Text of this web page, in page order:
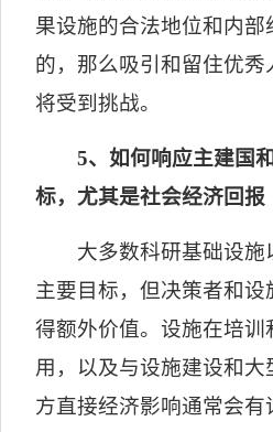
果设施的合法地位和内部
的，那么吸引和留住优
将受到挑战。
5、如何响应主建国
标，尤其是社会经济回报
大多数科研基础设施
主要目标，但决策者和
得额外价值。设施在培
用，以及与设施建设和
方直接经济影响通常会